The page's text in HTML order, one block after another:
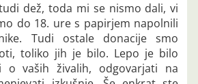
dež, toda mi se nismo dali, vi
do 18. ure s papirjem napolnili
Tudi ostale donacije smo
toliko jih je bilo. Lepo je bilo
o vaših živalih, odgovarjati na